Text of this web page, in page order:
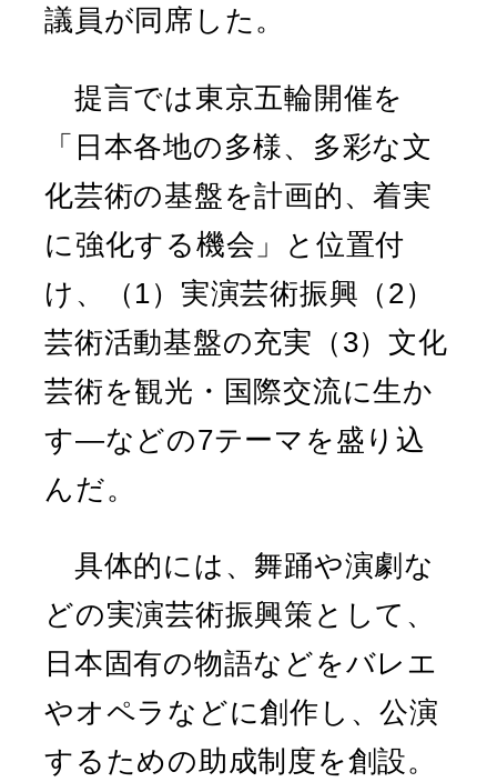
議員が同席した。
提言では東京五輪開催を
「日本各地の多様、多彩な文
化芸術の基盤を計画的、着実
に強化する機会」と位置付
け、（1）実演芸術振興（2）
芸術活動基盤の充実（3）文化
芸術を観光・国際交流に生か
す―などの7テーマを盛り込
んだ。
具体的には、舞踊や演劇な
どの実演芸術振興策として、
日本固有の物語などをバレエ
やオペラなどに創作し、公演
するための助成制度を創設。